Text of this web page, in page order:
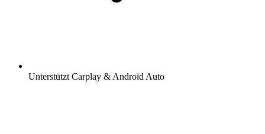
Unterstützt Carplay & Android Auto